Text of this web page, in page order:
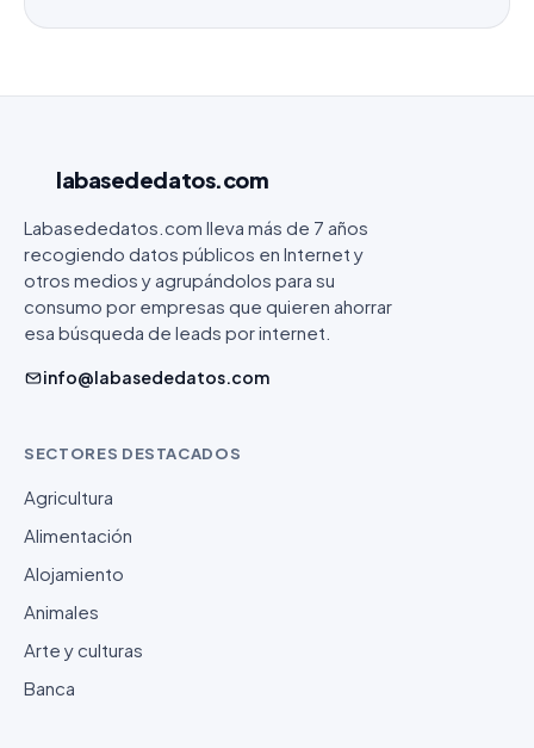
labasededatos.com
Labasededatos.com lleva más de 7 años
recogiendo datos públicos en Internet y
otros medios y agrupándolos para su
consumo por empresas que quieren ahorrar
esa búsqueda de leads por internet.
info@labasededatos.com
SECTORES DESTACADOS
Agricultura
Alimentación
Alojamiento
Animales
Arte y culturas
Banca